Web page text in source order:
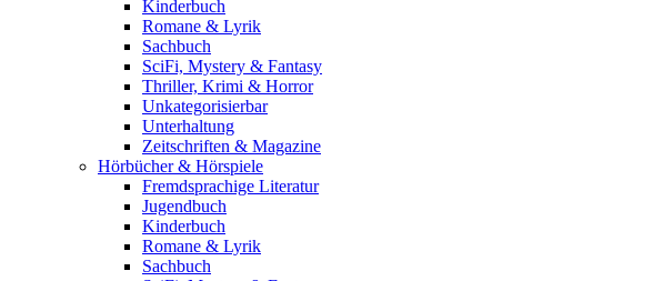
Kinderbuch
Romane & Lyrik
Sachbuch
SciFi, Mystery & Fantasy
Thriller, Krimi & Horror
Unkategorisierbar
Unterhaltung
Zeitschriften & Magazine
Hörbücher & Hörspiele
Fremdsprachige Literatur
Jugendbuch
Kinderbuch
Romane & Lyrik
Sachbuch